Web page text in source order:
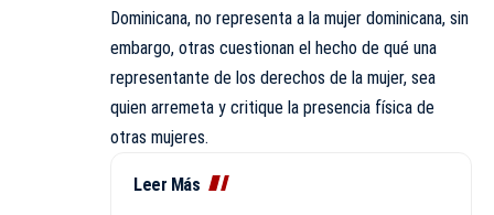
Dominicana, no representa a la mujer dominicana, sin
embargo, otras cuestionan el hecho de qué una
representante de los derechos de la mujer, sea
quien arremeta y critique la presencia física de
otras mujeres.
Leer Más